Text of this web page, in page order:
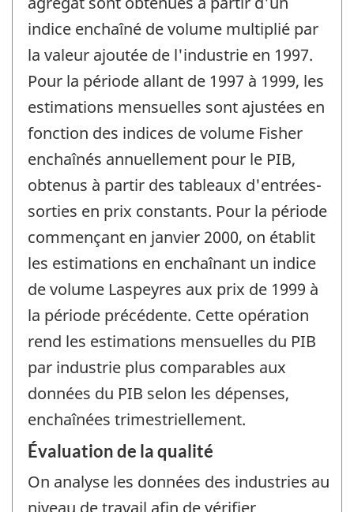
indice enchaîné de volume multiplié par
la valeur ajoutée de l'industrie en 1997.
Pour la période allant de 1997 à 1999, les
estimations mensuelles sont ajustées en
fonction des indices de volume Fisher
enchaînés annuellement pour le PIB,
obtenus à partir des tableaux d'entrées-
sorties en prix constants. Pour la période
commençant en janvier 2000, on établit
les estimations en enchaînant un indice
de volume Laspeyres aux prix de 1999 à
la période précédente. Cette opération
rend les estimations mensuelles du PIB
par industrie plus comparables aux
données du PIB selon les dépenses,
enchaînées trimestriellement.
Évaluation de la qualité
On analyse les données des industries au
niveau de travail afin de vérifier